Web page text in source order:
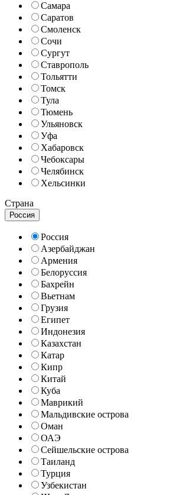
Самара
Саратов
Смоленск
Сочи
Сургут
Ставрополь
Тольятти
Томск
Тула
Тюмень
Ульяновск
Уфа
Хабаровск
Чебоксары
Челябинск
Хельсинки
Страна
Россия
Россия
Азербайджан
Армения
Белоруссия
Бахрейн
Вьетнам
Грузия
Египет
Индонезия
Казахстан
Катар
Кипр
Китай
Куба
Маврикий
Мальдивские острова
Оман
ОАЭ
Сейшельские острова
Таиланд
Турция
Узбекистан